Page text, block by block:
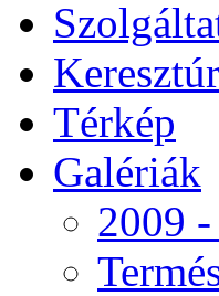
Térkép
Galériák
2009